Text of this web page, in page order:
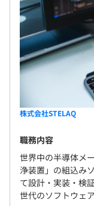
株式会社STELAQ
職務内容
世界中の半導体メ
浄装置」の組込み
て設計・実装・検
世代のソフトウェ